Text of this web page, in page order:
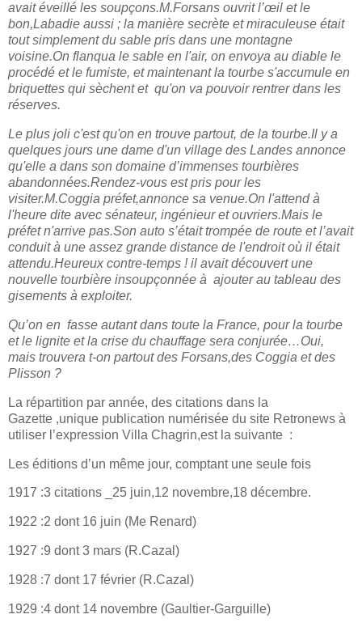
avait éveillé les soupçons.M.Forsans ouvrit l’œil et le
bon,Labadie aussi ; la manière secrète et miraculeuse était
tout simplement du sable pris dans une montagne
voisine.On flanqua le sable en l'air, on envoya au diable le
procédé et le fumiste, et maintenant la tourbe s'accumule en
briquettes qui sèchent et qu'on va pouvoir rentrer dans les
réserves.
Le plus joli c'est qu'on en trouve partout, de la tourbe.Il y a
quelques jours une dame d'un village des Landes annonce
qu'elle a dans son domaine d’immenses tourbières
abandonnées.Rendez-vous est pris pour les
visiter.M.Coggia préfet,annonce sa venue.On l'attend à
l'heure dite avec sénateur, ingénieur et ouvriers.Mais le
préfet n'arrive pas.Son auto s’était trompée de route et l’avait
conduit à une assez grande distance de l'endroit où il était
attendu.Heureux contre-temps ! il avait découvert une
nouvelle tourbière insoupçonnée à ajouter au tableau des
gisements à exploiter.
Qu’on en fasse autant dans toute la France, pour la tourbe
et le lignite et la crise du chauffage sera conjurée…Oui,
mais trouvera t-on partout des Forsans,des Coggia et des
Plisson ?
La répartition par année, des citations dans la
Gazette ,unique publication numérisée du site Retronews à
utiliser l’expression Villa Chagrin,est la suivante :
Les éditions d’un même jour, comptant une seule fois
1917 :3 citations _25 juin,12 novembre,18 décembre.
1922 :2 dont 16 juin (Me Renard)
1927 :9 dont 3 mars (R.Cazal)
1928 :7 dont 17 février (R.Cazal)
1929 :4 dont 14 novembre (Gaultier-Garguille)